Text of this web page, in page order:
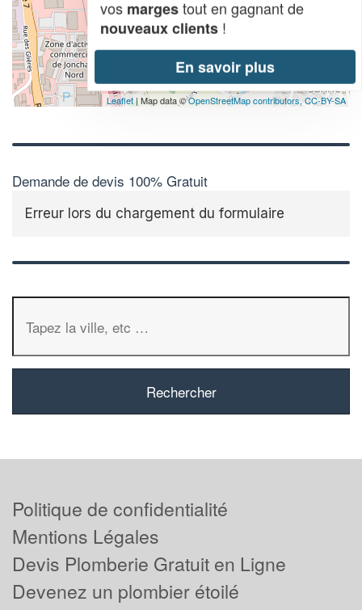
Leaflet | Map data ©OpenStreetMap contributors,CC-BY-SA
Demande de devis 100% Gratuit
Erreur lors du chargement du formulaire
vos margestout en gagnant de
nouveaux clients !
En savoir plus
Politique de confidentialité
Mentions Légales
Devis Plomberie Gratuit en Ligne
Devenez un plombier étoilé